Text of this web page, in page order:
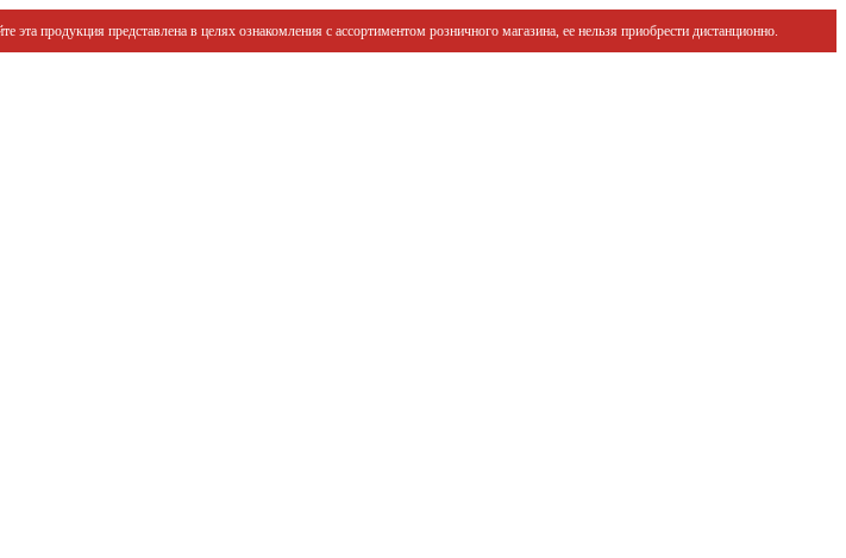
продукция представлена в целях ознакомления с ассортиментом розничного магазина, ее нельзя приобрести дистанционно.